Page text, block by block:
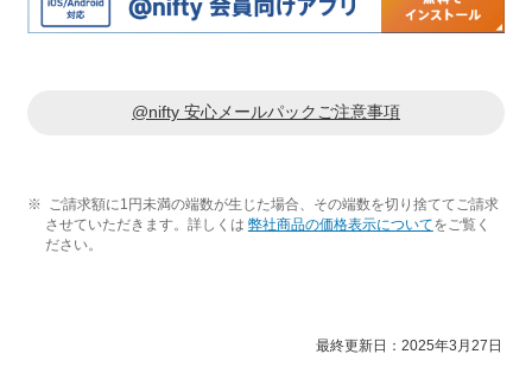
@nifty 安心メールパックご注意事項
※
ご請求額に1円未満の端数が生じた場合、その端数を切り捨ててご請求
させていただきます。詳しくは 弊社商品の価格表示についてをご覧く
ださい。
最終更新日： 2025年3月27日